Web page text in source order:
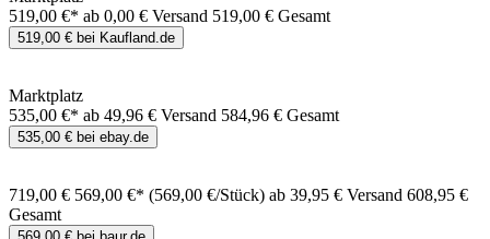
519,00 €* ab 0,00 € Versand 519,00 € Gesamt
519,00 € bei Kaufland.de
Marktplatz
535,00 €* ab 49,96 € Versand 584,96 € Gesamt
535,00 € bei ebay.de
719,00 € 569,00 €* (569,00 €/Stück) ab 39,95 € Versand 608,95 €
Gesamt